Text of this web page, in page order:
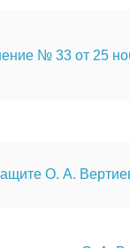
№ 33 от 25
О. А.